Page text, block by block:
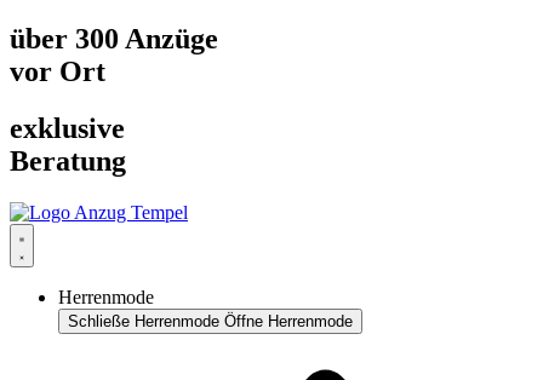
über 300 Anzüge
vor Ort
exklusive
Beratung
Herrenmode
Schließe Herrenmode Öffne Herrenmode